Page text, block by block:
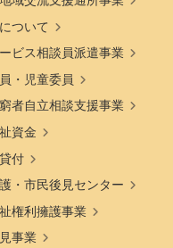
ついて
ビス相談員派遣事業
・児童委員
者自立相談支援事業
資金
付
・市民後見センター
権利擁護事業
事業